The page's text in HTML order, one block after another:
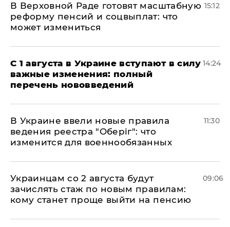
В Верховной Раде готовят масштабную
реформу пенсий и соцвыплат: что
может измениться
15:12
С 1 августа в Украине вступают в силу
важные изменения: полный
перечень нововведений
14:24
В Украине ввели новые правила
ведения реестра "Оберіг": что
изменится для военнообязанных
11:30
Украинцам со 2 августа будут
зачислять стаж по новым правилам:
кому станет проще выйти на пенсию
09:06